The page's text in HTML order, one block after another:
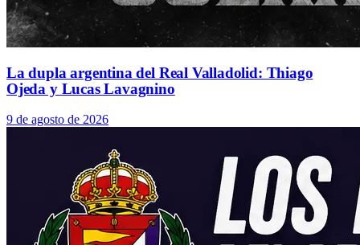
La dupla argentina del Real Valladolid: Thiago
Ojeda y Lucas Lavagnino
9 de agosto de 2026